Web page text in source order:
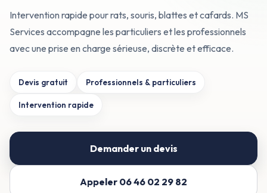
Intervention rapide pour rats, souris, blattes et cafards. MS
Services accompagne les particuliers et les professionnels
avec une prise en charge sérieuse, discrète et efficace.
Devis gratuit Professionnels & particuliers
Intervention rapide
Demander un devis
Appeler 06 46 02 29 82